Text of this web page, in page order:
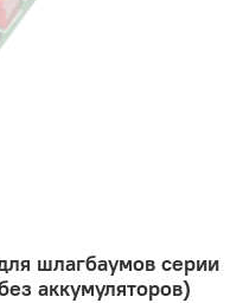
шлагбаумов серии
аккумуляторов)